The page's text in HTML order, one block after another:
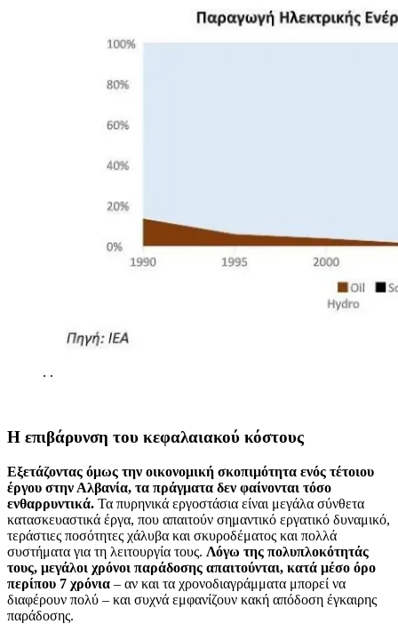
. .
Η επιβάρυνση του κεφαλαιακού κόστους
Εξετάζοντας όμως την οικονομική σκοπιμότητα ενός τέτοιου
έργου στην Αλβανία, τα πράγματα δεν φαίνονται τόσο
ενθαρρυντικά. Τα πυρηνικά εργοστάσια είναι μεγάλα σύνθετα
κατασκευαστικά έργα, που απαιτούν σημαντικό εργατικό δυναμικό,
τεράστιες ποσότητες χάλυβα και σκυροδέματος και πολλά
συστήματα για τη λειτουργία τους. Λόγω της πολυπλοκότητάς
τους, μεγάλοι χρόνοι παράδοσης απαιτούνται, κατά μέσο όρο
περίπου 7 χρόνια – αν και τα χρονοδιαγράμματα μπορεί να
διαφέρουν πολύ – και συχνά εμφανίζουν κακή απόδοση έγκαιρης
παράδοσης.